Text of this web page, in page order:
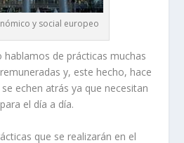
y social europeo
hablamos de prácticas muchas
y, este hecho, hace
echen atrás ya que necesitan
el día a día.
que se realizarán en el